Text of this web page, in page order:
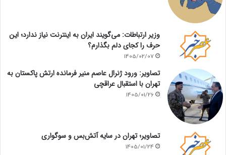
وزیر ارتباطات: می‌گویند ایران به اینترنت نیاز ندارد؛ این
حرف را کجای دلم بگذارم؟
1405/02/07
تصاویر: ورود ژنرال عاصم منیر فرمانده ارتش پاکستان به
تهران با استقبال عراقچی
1405/01/26
تصاویر؛ تهران در سایه آتش‌بس و سوگواری
1405/01/24